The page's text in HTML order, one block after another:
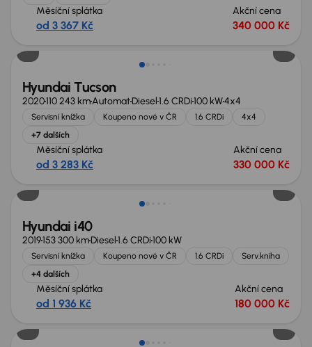
Měsíční splátka
od 3 367 Kč
Akční cena
340 000 Kč
Hyundai Tucson
2020110 243 kmAutomatDiesel1.6 CRDi100 kW4x4
Servisní knížka Koupeno nové v ČR 1.6 CRDi
4x4
+7 dalších
Měsíční splátka
od 3 283 Kč
Akční cena
330 000 Kč
Hyundai i40
2019153 300 kmDiesel1.6 CRDi100 kW
Servisní knížka Koupeno nové v ČR 1.6 CRDi
Serv.kniha
+4 dalších
Měsíční splátka
od 1 936 Kč
Akční cena
180 000 Kč
Zlevněno o 20 000 Kč